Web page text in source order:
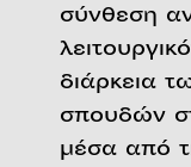
σύνθεση
διάρκεια
σπουδών
μέσα από